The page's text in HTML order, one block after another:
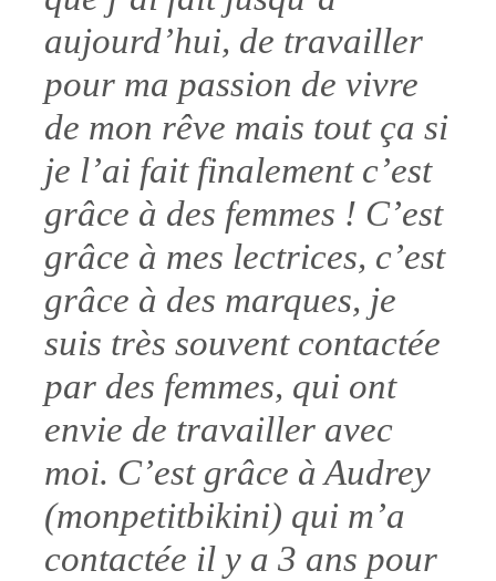
aujourd’hui, de travailler
pour ma passion de vivre
de mon rêve mais tout ça si
je l’ai fait finalement c’est
grâce à des femmes ! C’est
grâce à mes lectrices, c’est
grâce à des marques, je
suis très souvent contactée
par des femmes, qui ont
envie de travailler avec
moi. C’est grâce à Audrey
(monpetitbikini) qui m’a
contactée il y a 3 ans pour